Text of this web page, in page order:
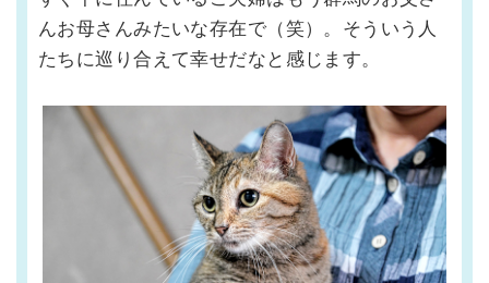
んお母さんみたいな存在で（笑）。そういう人
たちに巡り合えて幸せだなと感じます。